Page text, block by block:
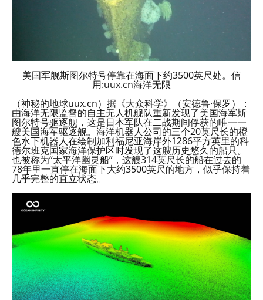
美国军舰斯图尔特号停靠在海面下约3500英尺处。信
用:uux.cn海洋无限
（神秘的地球uux.cn）据《大众科学》（安德鲁·保罗）：
由海洋无限监督的自主无人机舰队重新发现了美国海军斯
图尔特号驱逐舰，这是日本军队在二战期间俘获的唯一一
艘美国海军驱逐舰。海洋机器人公司的三个20英尺长的橙
色水下机器人在绘制加利福尼亚海岸外1286平方英里的科
德尔班克国家海洋保护区时发现了这艘历史悠久的船只。
也被称为“太平洋幽灵船”，这艘314英尺长的船在过去的
78年里一直停在海面下大约3500英尺的地方，似乎保持着
几乎完整的直立状态。